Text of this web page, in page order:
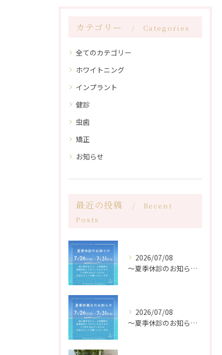
カテゴリー Categories
全てのカテゴリー
ホワイトニング
インプラント
健診
虫歯
矯正
お知らせ
最近の投稿
Recent
Posts
2026/07/08
〜夏季休診のお知らせ〜
2026/07/08
〜夏季休診のお知らせ〜